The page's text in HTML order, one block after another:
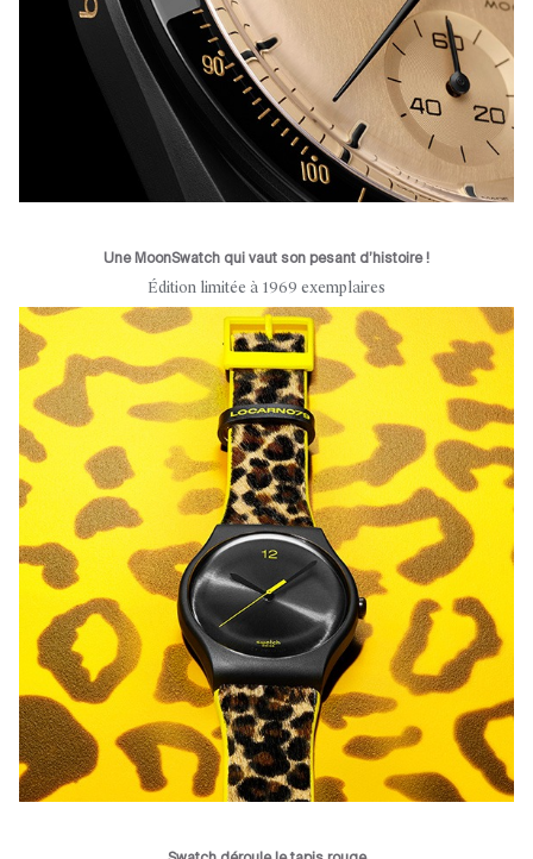
Une MoonSwatch qui vaut son pesant d’histoire !
Édition limitée à 1969 exemplaires